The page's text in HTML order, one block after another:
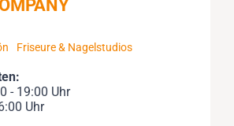
Friseure & Nagelstudios
- 19:00 Uhr
Uhr